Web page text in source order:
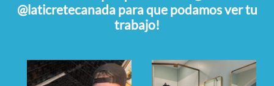
@laticretecanada para que podamos ver tu
trabajo!